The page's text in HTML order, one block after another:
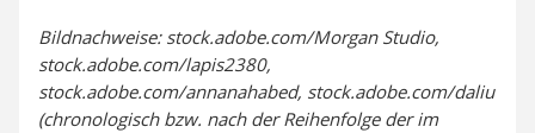
Bildnachweise: stock.adobe.com/Morgan Studio,
stock.adobe.com/lapis2380,
stock.adobe.com/annanahabed, stock.adobe.com/daliu
(chronologisch bzw. nach der Reihenfolge der im